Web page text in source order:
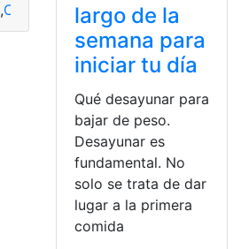
,Consultas Ecuador ,pastillas
largo de la
semana para
iniciar tu día
Qué desayunar para
bajar de peso.
Desayunar es
fundamental. No
solo se trata de dar
lugar a la primera
comida